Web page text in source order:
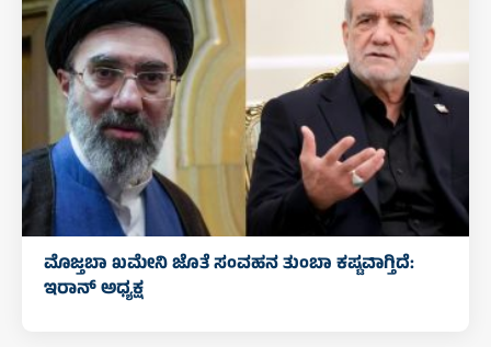
ಮೊಜ್ತಬಾ ಖಮೇನಿ ಜೊತೆ ಸಂವಹನ ತುಂಬಾ ಕಷ್ಟವಾಗ್ತಿದೆ:
ಇರಾನ್ ಅಧ್ಯಕ್ಷ